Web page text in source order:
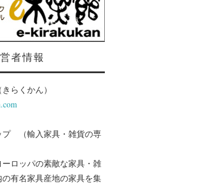
者情報
らくかん）
（輸入家具・雑貨の専
ロッパの素敵な家具・雑
有名家具産地の家具を集